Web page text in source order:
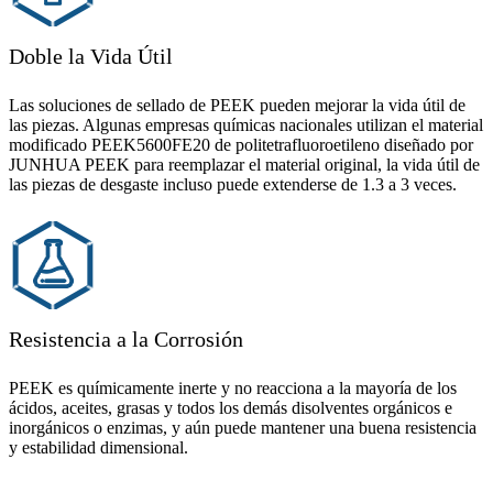
Doble la Vida Útil
Las soluciones de sellado de PEEK pueden mejorar la vida útil de
las piezas. Algunas empresas químicas nacionales utilizan el material
modificado PEEK5600FE20 de politetrafluoroetileno diseñado por
JUNHUA PEEK para reemplazar el material original, la vida útil de
las piezas de desgaste incluso puede extenderse de 1.3 a 3 veces.
Resistencia a la Corrosión
PEEK es químicamente inerte y no reacciona a la mayoría de los
ácidos, aceites, grasas y todos los demás disolventes orgánicos e
inorgánicos o enzimas, y aún puede mantener una buena resistencia
y estabilidad dimensional.